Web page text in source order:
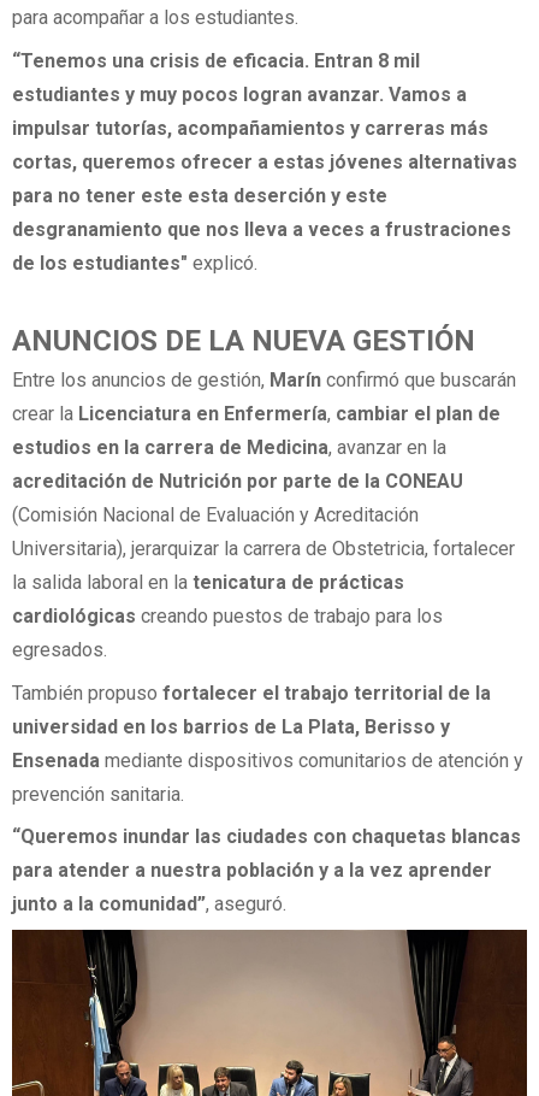
para acompañar a los estudiantes.
“Tenemos una crisis de eficacia. Entran 8 mil
estudiantes y muy pocos logran avanzar. Vamos a
impulsar tutorías, acompañamientos y carreras más
cortas, queremos ofrecer a estas jóvenes alternativas
para no tener este esta deserción y este
desgranamiento que nos lleva a veces a frustraciones
de los estudiantes" explicó.
ANUNCIOS DE LA NUEVA GESTIÓN
Entre los anuncios de gestión, Marín confirmó que buscarán
crear la Licenciatura en Enfermería, cambiar el plan de
estudios en la carrera de Medicina, avanzar en la
acreditación de Nutrición por parte de la CONEAU
(Comisión Nacional de Evaluación y Acreditación
Universitaria), jerarquizar la carrera de Obstetricia, fortalecer
la salida laboral en la tenicatura de prácticas
cardiológicas creando puestos de trabajo para los
egresados.
También propuso fortalecer el trabajo territorial de la
universidad en los barrios de La Plata, Berisso y
Ensenada mediante dispositivos comunitarios de atención y
prevención sanitaria.
“Queremos inundar las ciudades con chaquetas blancas
para atender a nuestra población y a la vez aprender
junto a la comunidad”, aseguró.